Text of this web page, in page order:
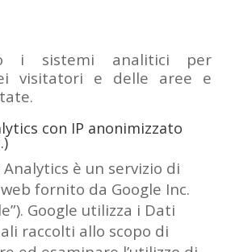
i sistemi analitici per
visitatori e delle aree e
con IP anonimizzato
Analytics è un servizio di
fornito da Google Inc.
Google utilizza i Dati
raccolti allo scopo di